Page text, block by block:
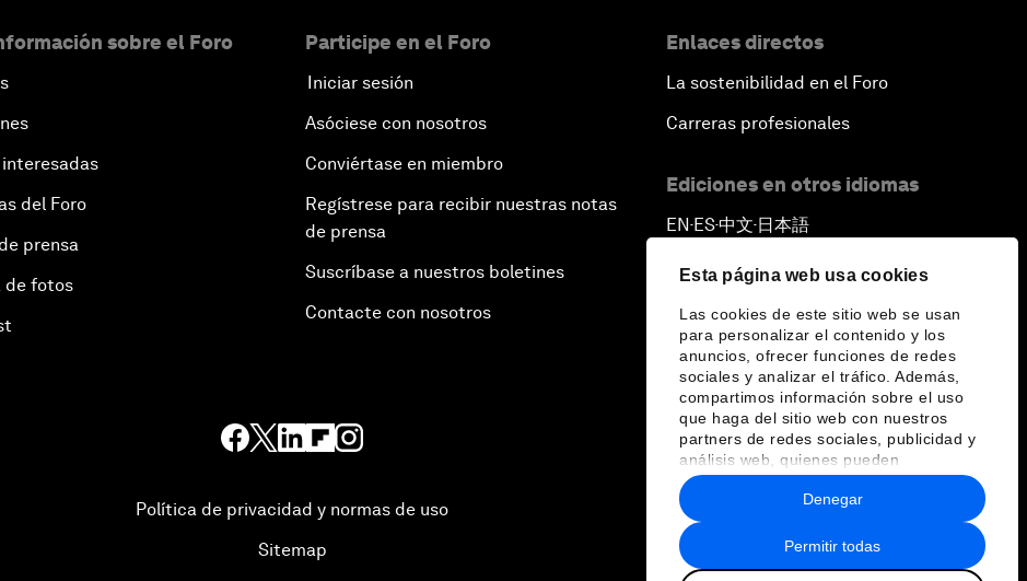
Esta página web usa cookies
Las cookies de este sitio web se usan
para personalizar el contenido y los
anuncios, ofrecer funciones de redes
sociales y analizar el tráfico. Además,
compartimos información sobre el uso
que haga del sitio web con nuestros
partners de redes sociales, publicidad y
análisis web, quienes pueden
combinarla con otra información que les
haya proporcionado o que hayan
recopilado a partir del uso que haya
hecho de sus servicios.
Permitir todas
Denegar
sobre el Foro
interesadas
del Foro
prensa
de fotos
Participe en el Foro
Iniciar sesión
Asóciese con nosotros
Conviértase en miembro
Regístrese para recibir nuestras notas
de prensa
Suscríbase a nuestros boletines
Contacte con nosotros
Enlaces directos
La sostenibilidad en el Foro
Carreras profesionales
Ediciones en otros idiomas
EN ▪ ES▪中文▪ 日本語
Política de privacidad y normas de uso
Sitemap